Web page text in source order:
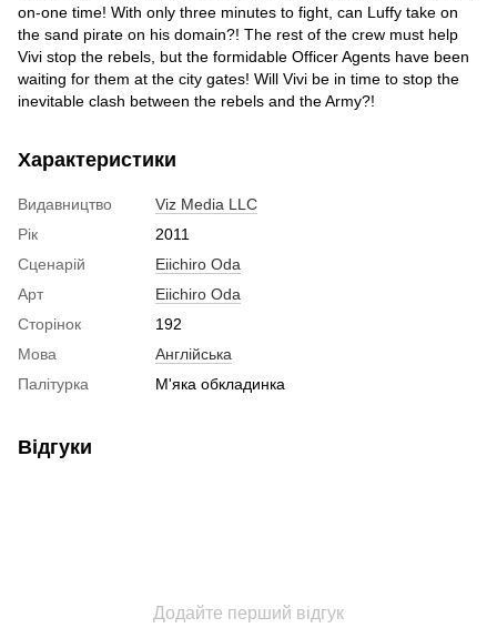
on-one time! With only three minutes to fight, can Luffy take on
the sand pirate on his domain?! The rest of the crew must help
Vivi stop the rebels, but the formidable Officer Agents have been
waiting for them at the city gates! Will Vivi be in time to stop the
inevitable clash between the rebels and the Army?!
Характеристики
Видавництво
Viz Media LLC
Рік
2011
Сценарій
Eiichiro Oda
Арт
Eiichiro Oda
Сторінок
192
Мова
Англійська
Палітурка
М'яка обкладинка
Відгуки
Додайте перший відгук